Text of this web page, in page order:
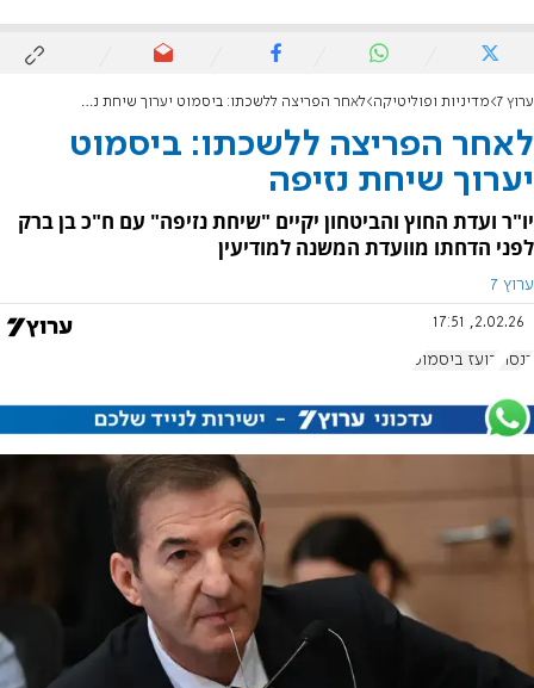
ערוץ 7 מדיניות ופוליטיקה לאחר הפריצה ללשכתו: ביסמוט יערוך שיחת נזיפה
לאחר הפריצה ללשכתו: ביסמוט
יערוך שיחת נזיפה
יו"ר ועדת החוץ והביטחון יקיים "שיחת נזיפה" עם ח"כ בן ברק
לפני הדחתו מוועדת המשנה למודיעין
ערוץ 7
2.02.26, 17:51
כנסת בועז ביסמוט